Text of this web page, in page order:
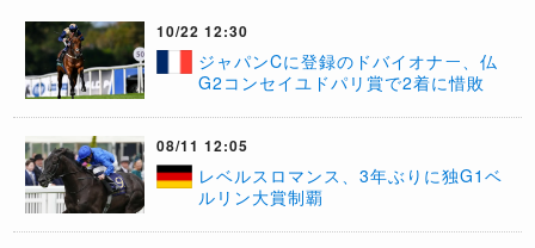
10/22 12:30
ジャパンCに登録のドバイオナー、仏
G2コンセイユドパリ賞で2着に惜敗
08/11 12:05
​レベルスロマンス、3年ぶりに独G1ベ
ルリン大賞制覇